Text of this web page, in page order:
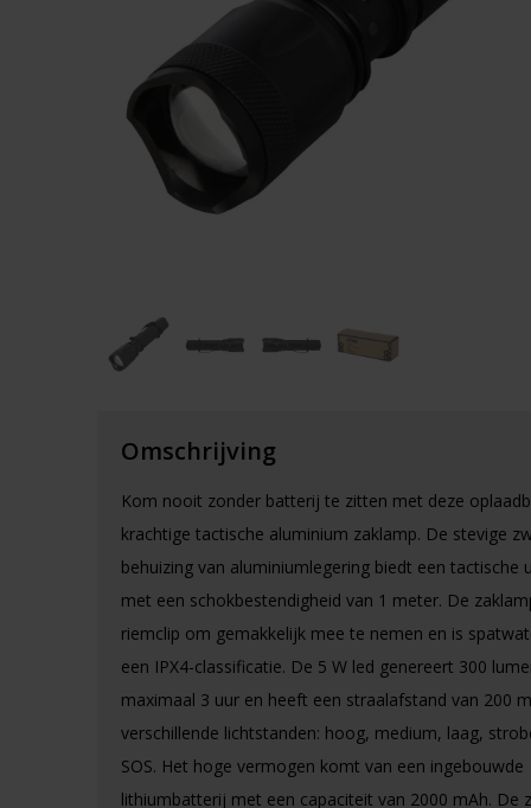
Omschrijving
Kom nooit zonder batterij te zitten met deze
krachtige tactische aluminium zaklamp. De stevige
behuizing van aluminiumlegering biedt een tactische
met een schokbestendigheid van 1 meter. De
riemclip om gemakkelijk mee te nemen en is
een IPX4-classificatie. De 5 W led genereert 300
maximaal 3 uur en heeft een straalafstand van 200
verschillende lichtstanden: hoog, medium, laag,
SOS. Het hoge vermogen komt van een ingebouwde
lithiumbatterij met een capaciteit van 2000 mAh. De